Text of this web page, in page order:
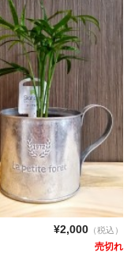
¥2,000（税込）
売切れ